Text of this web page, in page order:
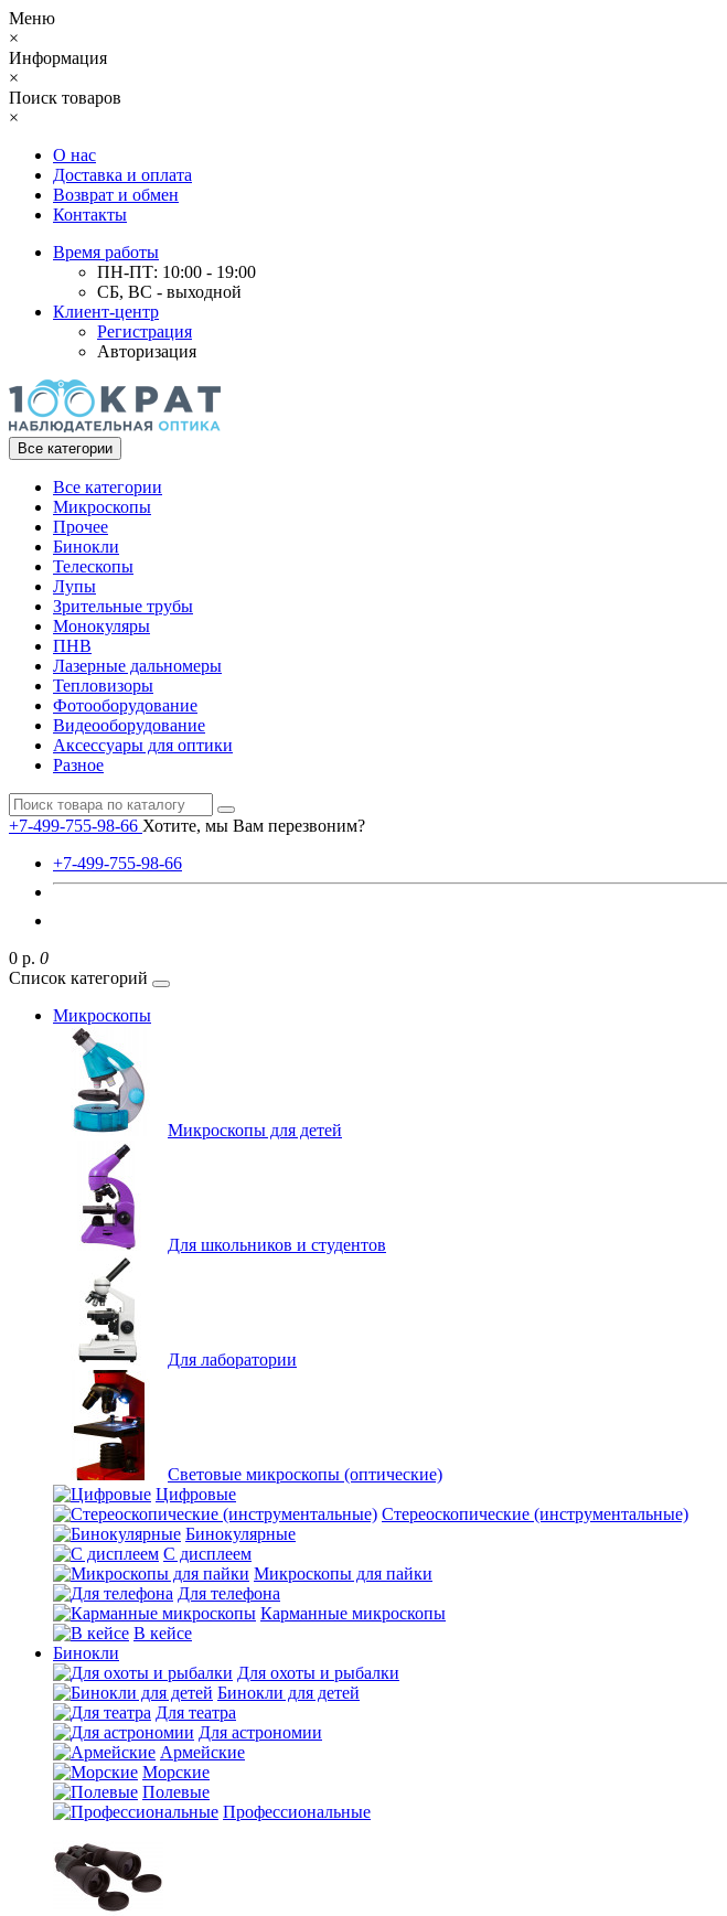
Меню
×
Информация
×
Поиск товаров
×
О нас
Доставка и оплата
Возврат и обмен
Контакты
Время работы
ПН-ПТ: 10:00 - 19:00
СБ, ВС - выходной
Клиент-центр
Регистрация
Авторизация
Все категории
Все категории
Микроскопы
Прочее
Бинокли
Телескопы
Лупы
Зрительные трубы
Монокуляры
ПНВ
Лазерные дальномеры
Тепловизоры
Фотооборудование
Видеооборудование
Аксессуары для оптики
Разное
+7-499-755-98-66 Хотите, мы Вам перезвоним?
+7-499-755-98-66
0 р. 0
Список категорий
Микроскопы
Микроскопы для детей
Для школьников и студентов
Для лаборатории
Световые микроскопы (оптические)
Цифровые
Стереоскопические (инструментальные)
Бинокулярные
С дисплеем
Микроскопы для пайки
Для телефона
Карманные микроскопы
В кейсе
Бинокли
Для охоты и рыбалки
Бинокли для детей
Для театра
Для астрономии
Армейские
Морские
Полевые
Профессиональные